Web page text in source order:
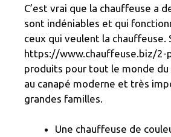
C’est vrai que la chauffeuse a
sont indéniables et qui
ceux qui veulent la chauffeuse.
https://www.chauffeuse.biz/2-
produits pour tout le monde
au canapé moderne et très
grandes familles.
Une chauffeuse de